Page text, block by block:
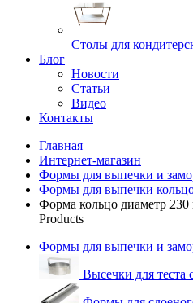
Cтолы для
Блог
Новости
Статьи
Видео
Контакты
Главная
Интернет-магазин
Формы для выпечки и
Формы для выпечки
Форма кольцо диаметр
Products
Формы для выпечки и
Высечки для теста